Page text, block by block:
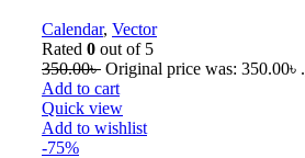
Calendar, Vector
Rated 0 out of 5
350.00৳ Original price was: 350.00৳ .
Add to cart
Quick view
Add to wishlist
-75%